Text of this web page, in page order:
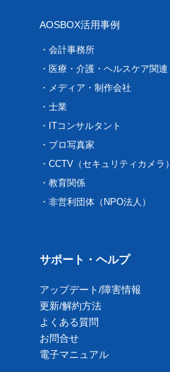
AOSBOX活用事例
会計事務所
医療・介護・ヘルスケア関連
メディア・制作会社
士業
ITコンサルタント
ブロ写真家
CCTV（セキュリティカメラ）
教育関係
非営利団体（NPO法人）
サポート・ヘルプ
アップデート/障害情報
更新/解約方法
よくある質問
お問合せ
電子マニュアル